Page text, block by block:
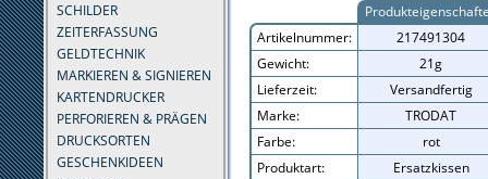
SCHILDER
ZEITERFASSUNG
GELDTECHNIK
MARKIEREN & SIGNIEREN
KARTENDRUCKER
PERFORIEREN & PRÄGEN
DRUCKSORTEN
GESCHENKIDEEN
Artikelnummer:
217491304
Gewicht:
21g
Lieferzeit:
Versandfertig
Marke:
TRODAT
Farbe:
rot
Produktart:
Ersatzkissen